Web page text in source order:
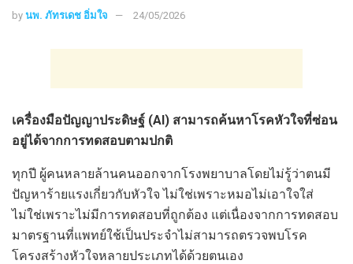
by นพ. ภัทรเดช อิ่มใจ 24/05/2026
เครื่องมือปัญญาประดิษฐ์ (AI) สามารถค้นหาโรคหัวใจที่ซ่อน
อยู่ได้จากการทดสอบตามปกติ
ทุกปี ผู้คนหลายล้านคนออกจากโรงพยาบาลโดยไม่รู้ว่าตนมี
ปัญหาร้ายแรงเกี่ยวกับหัวใจ ไม่ใช่เพราะหมอไม่เอาใจใส่
ไม่ใช่เพราะไม่มีการทดสอบที่ถูกต้อง แต่เนื่องจากการทดสอบ
มาตรฐานที่แพทย์ใช้เป็นประจำไม่สามารถตรวจพบโรค
โครงสร้างหัวใจหลายประเภทได้ด้วยตนเอง